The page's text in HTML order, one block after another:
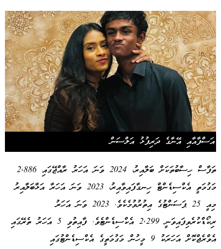
އަސްފާއާއި އޭނާގެ ދަރިފުޅު އަލްސަން
ތަފާސް ހިސާބުތަކަށް ބަލާއިރު، 2024 ވަނަ އަހަރު ރާއްޖޭގައި 2,886
މަގުމަތީ އެކްސިޑެންޓް ހިނގާފައިވާއިރު، 2023 ވަނަ އަހަރާ އަޅާބަލާއިރު
މިއީ 25 ޕަސަންޓުގެ އިތުރުވުމެކެވެ. 2023 ވަނަ އަހަރު
ރިކޯޑްކުރެވިފައިވަނީ 2,299 އެކްސިޑެންޓެވެ. ފާއިތުވި 5 އަހަރު ތެރޭގައި
އެވްރެޖްކޮށް އަހަރަކު 9 މީހުން މަގުމަތީގެ އެކްސިޑެންޓުގައި